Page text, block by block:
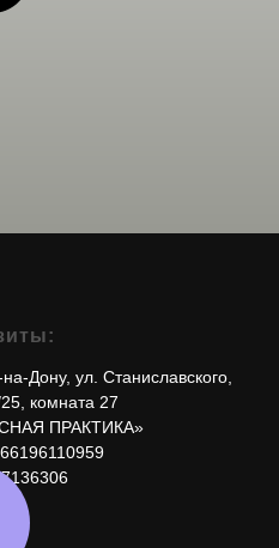
на-Дону, ул. Станиславского,
комната 27
ПРАКТИКА»